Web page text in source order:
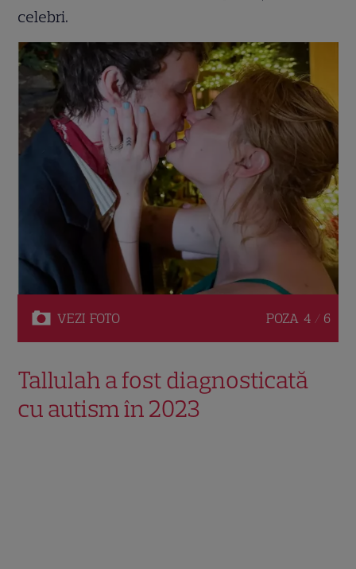
celebri.​
VEZI FOTO POZA 4 / 6
Tallulah a fost diagnosticată
cu autism în 2023